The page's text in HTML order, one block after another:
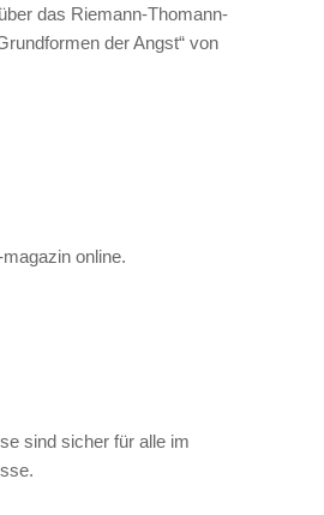
das Riemann-Thomann-
der Angst“ von
online.
sind sicher für alle im